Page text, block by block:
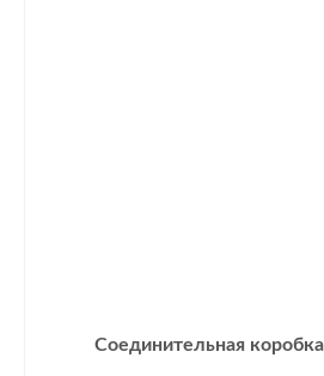
Соединительная